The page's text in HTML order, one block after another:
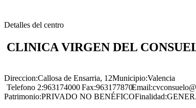
Detalles del centro
CLINICA VIRGEN DEL
Direccion:Callosa de Ensarria, 12Municipio:Valencia
Telefono 2:963174000Fax:963177870Email:
Patrimonio:PRIVADO NO BENÉFICOFinalidad: